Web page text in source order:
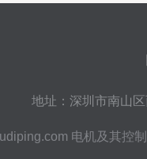
地址：深圳市南山
电机及其控